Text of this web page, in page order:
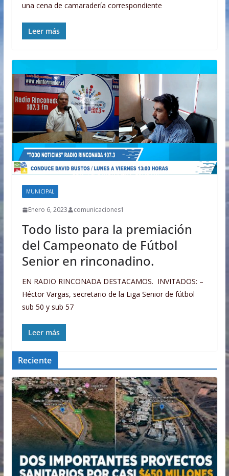
una cena de camaradería correspondiente
Leer más
MUNICIPAL
Enero 6, 2023 comunicaciones1
Todo listo para la premiación
del Campeonato de Fútbol
Senior en rinconadino.
EN RADIO RINCONADA DESTACAMOS. INVITADOS: –
Héctor Vargas, secretario de la Liga Senior de fútbol
sub 50 y sub 57
Leer más
Reciente